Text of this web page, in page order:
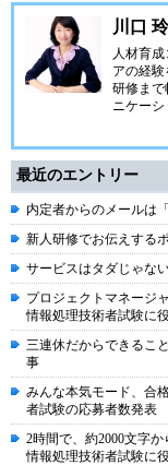
川口
人材育
アの経
研修まで
ニケーシ
最近のエントリー
内定者からのメールは
新人研修でお伝えする
サービスはタダじゃな
プロジェクトマネージ
情報処理技術者試験に
三連休だからできるこ
事
みんな本気モード、合
者試験の応募者数発表
2時間で、約2000文字
情報処理技術者試験に